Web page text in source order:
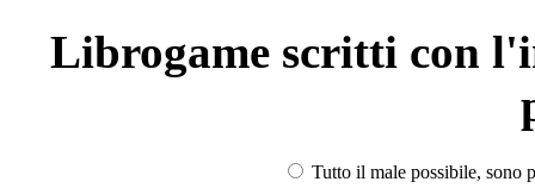
Librogame scritti con
Tutto il male possibile, sono